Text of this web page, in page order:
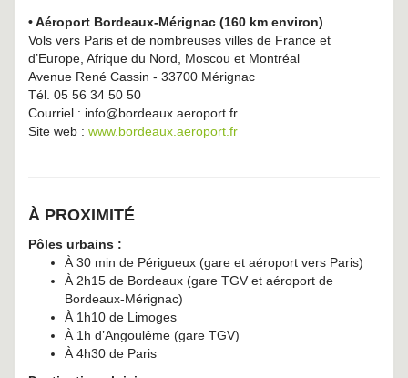
• Aéroport Bordeaux-Mérignac (160 km environ)
Vols vers Paris et de nombreuses villes de France et
d’Europe, Afrique du Nord, Moscou et Montréal
Avenue René Cassin - 33700 Mérignac
Tél. 05 56 34 50 50
Courriel : info@bordeaux.aeroport.fr
Site web : www.bordeaux.aeroport.fr
À PROXIMITÉ
Pôles urbains :
À 30 min de Périgueux (gare et aéroport vers Paris)
À 2h15 de Bordeaux (gare TGV et aéroport de
Bordeaux-Mérignac)
À 1h10 de Limoges
À 1h d’Angoulême (gare TGV)
À 4h30 de Paris